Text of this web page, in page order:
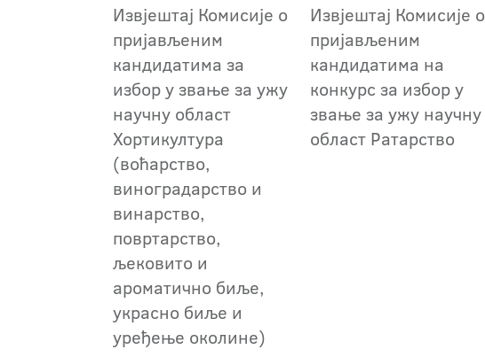
Извјештај Комисије о
пријављеним
кандидатима за
избор у звање за ужу
научну област
Хортикултура
(воћарство,
виноградарство и
винарство,
повртарство,
љековито и
ароматично биље,
украсно биље и
уређење околине)
Извјештај Комисије о
пријављеним
кандидатима на
конкурс за избор у
звање за ужу научну
област Ратарство